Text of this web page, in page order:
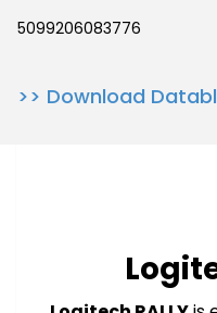
5099206083776
>> Download